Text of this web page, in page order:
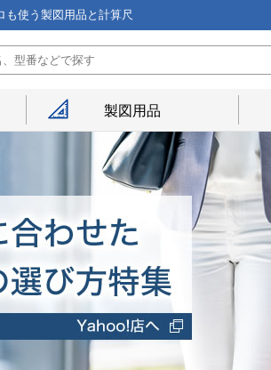
も使う製図用品と計算尺
製図用品